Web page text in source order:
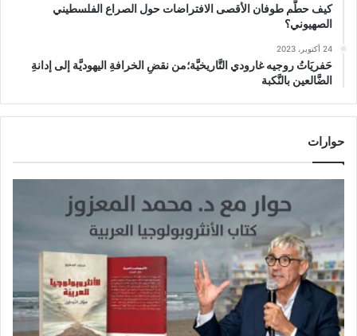
كيف حطَّم طوفان الأقصى الافتراضات حول الصراع الفلسطيني
الصهيوني؟
24 أكتوبر، 2023
حَفريَاتُ روجيه غارودي التَّاريخيَّة؛من نقضِ الخرافةِ اليهوديَّة إلى إدانةِ
الضَّالعين بالنَّكبة
حوارات